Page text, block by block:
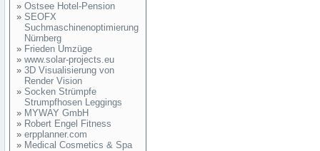
» Ostsee Hotel-Pension
» SEOFX
Suchmaschinenoptimierung
Nürnberg
» Frieden Umzüge
» www.solar-projects.eu
» 3D Visualisierung von
Render Vision
» Socken Strümpfe
Strumpfhosen Leggings
» MYWAY GmbH
» Robert Engel Fitness
» erpplanner.com
» Medical Cosmetics & Spa